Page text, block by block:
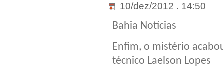
10/dez/2012 . 14:50
Bahia Notícias
Enfim, o mistério
técnico Laelson Lopes